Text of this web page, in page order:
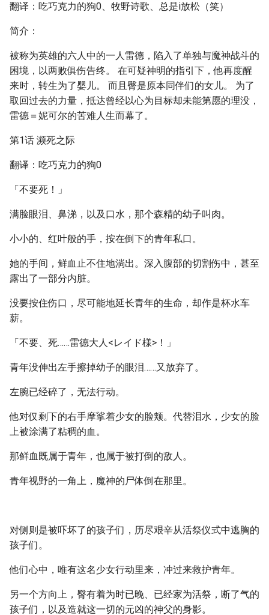
翻译：吃巧克力的狗0、牧野诗歌、总是i放松（笑）
简介：
被称为英雄的六人中的一人雷德，陷入了单独与魔神战斗的
困境，以两败俱伤告终。 在可疑神明的指引下，他再度醒
来时，转生为了婴儿。 而且臀是原本同伴们的女儿。 为了
取回过去的力量，抵达曾经以心为目标却未能第愿的理没，
雷德＝妮可尔的苦难人生而幕了。
第1话 濒死之际
翻译：吃巧克力的狗0
「不要死！」
满脸眼泪、鼻涕，以及口水，那个森精的幼子叫肉。
小小的、红叶般的手，按在倒下的青年私口。
她的手间，鲜血止不住地淌出。深入腹部的切割伤中，甚至
露出了一部分内脏。
没要按住伤口，尽可能地延长青年的生命，却作是杯水车
薪。
「不要、死……雷德大人<レイド様>！」
青年没伸出左手擦掉幼子的眼泪……又放弃了。
左腕已经碎了，无法行动。
他对仅剩下的右手摩挲着少女的脸颊。代替泪水，少女的脸
上被涂满了粘稠的血。
那鲜血既属于青年，也属于被打倒的敌人。
青年视野的一角上，魔神的尸体倒在那里。
对侧则是被吓坏了的孩子们，历尽艰辛从活祭仪式中逃胸的
孩子们。
他们心中，唯有这名少女行动里来，冲过来救护青年。
另一个方向上，臀有着为时已晚、已经家为活祭，断了气的
孩子们，以及造就这一切的元凶的神父的身影。